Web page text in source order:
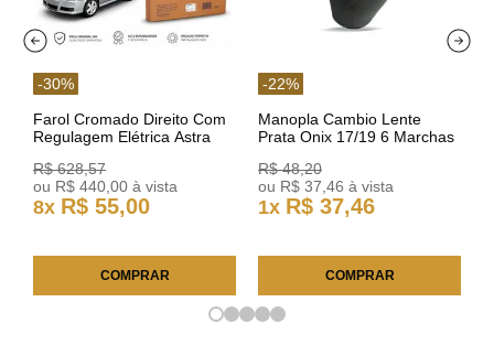
-30%
Farol Cromado Direito Com
Regulagem Elétrica Astra
R$ 628,57
ou R$ 440 00 à vista
8x R$ 55,00
COMPRAR
-22%
Manopla Cambio Lente
Prata Onix 17/19 6 Marchas
R$ 48,20
ou R$ 37 46 à vista
1x R$ 37,46
COMPRAR